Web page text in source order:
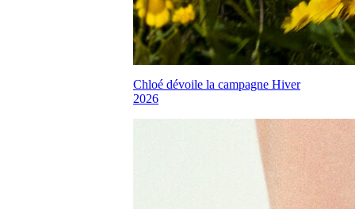
Chloé dévoile la campagne Hiver
2026